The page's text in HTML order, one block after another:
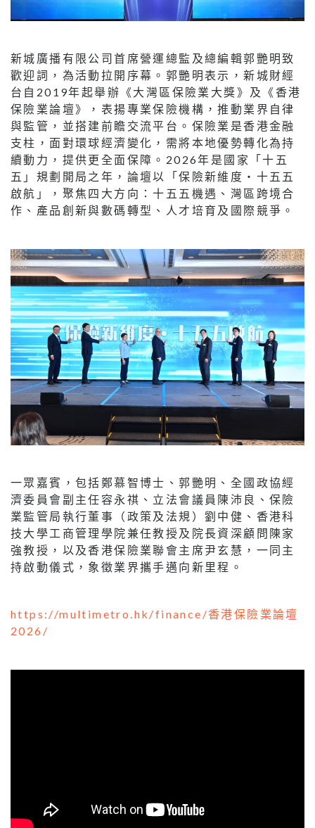
新城廣播有限公司首席營運總監及總編輯郭艷明致
歡迎詞，為活動拉開序幕。郭艷明表示，新城財經
台自2019年起舉辦《大灣區保險業大獎》及《香港
保險業論壇》，表揚專業保險機構，推動業界自律
與監管，並搭建前瞻交流平台。保險業是香港金融
支柱，面對環球經濟變化，需將本地優勢轉化為持
續動力，提供更全面保障。2026年是國家「十五
五」規劃開局之年，論壇以「保險新維度‧十五五
啟航」，聚焦四大方向：十五五機遇、灣區跨境合
作、產品創新與數碼轉型、人才培育及國際競爭。
一眾嘉賓，包括鄭慕智博士、郭艷明、全國政協經
濟委員會副主任容永祺、立法會議員陳沛良、保險
業監管局執行董事（政策及法規）劉中健、香港科
技大學工商管理學院兼任教授及院長資深顧問陳家
強教授，以及香港保險業聯會主席尹玄慧，一同主
持啟動儀式，象徵業界攜手邁向新里程。
https://multimetro.hk/finance/香港保險業論壇
2026/